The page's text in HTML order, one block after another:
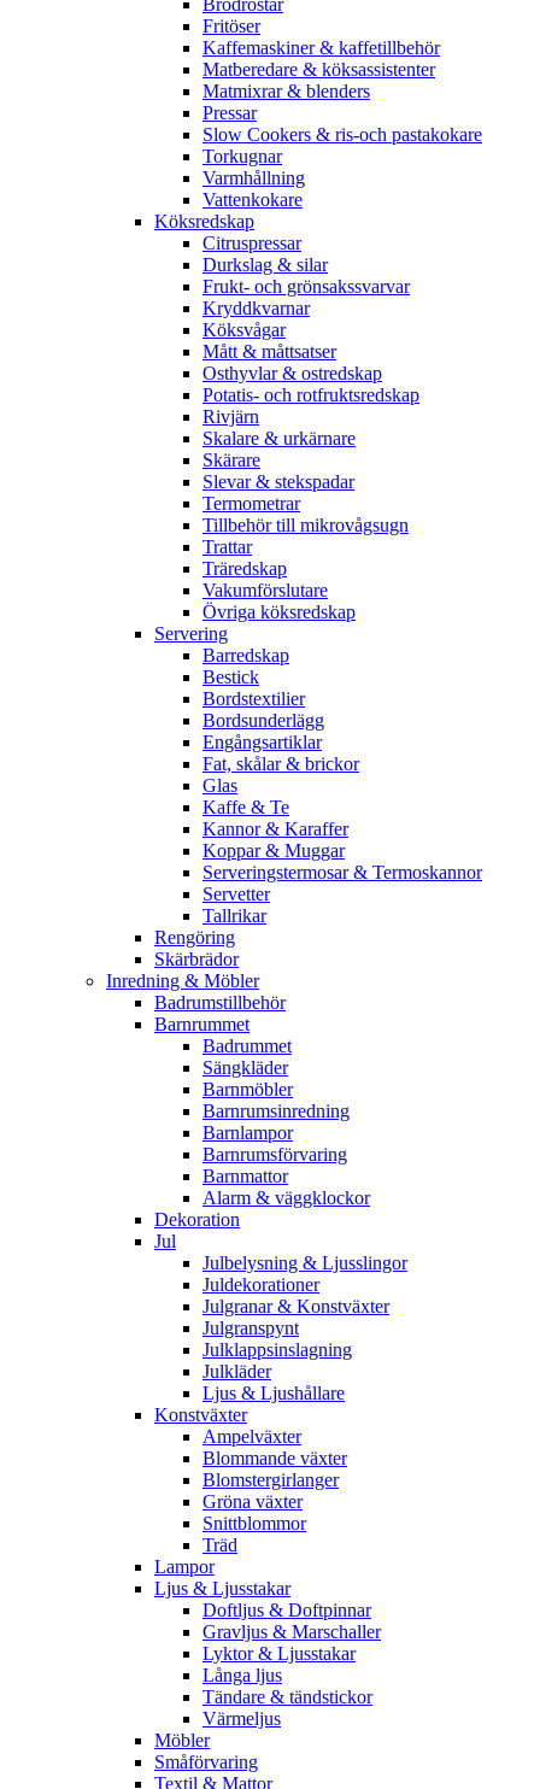
Brödrostar
Fritöser
Kaffemaskiner & kaffetillbehör
Matberedare & köksassistenter
Matmixrar & blenders
Pressar
Slow Cookers & ris-och pastakokare
Torkugnar
Varmhållning
Vattenkokare
Köksredskap
Citruspressar
Durkslag & silar
Frukt- och grönsakssvarvar
Kryddkvarnar
Köksvågar
Mått & måttsatser
Osthyvlar & ostredskap
Potatis- och rotfruktsredskap
Rivjärn
Skalare & urkärnare
Skärare
Slevar & stekspadar
Termometrar
Tillbehör till mikrovågsugn
Trattar
Träredskap
Vakumförslutare
Övriga köksredskap
Servering
Barredskap
Bestick
Bordstextilier
Bordsunderlägg
Engångsartiklar
Fat, skålar & brickor
Glas
Kaffe & Te
Kannor & Karaffer
Koppar & Muggar
Serveringstermosar & Termoskannor
Servetter
Tallrikar
Rengöring
Skärbrädor
Inredning & Möbler
Badrumstillbehör
Barnrummet
Badrummet
Sängkläder
Barnmöbler
Barnrumsinredning
Barnlampor
Barnrumsförvaring
Barnmattor
Alarm & väggklockor
Dekoration
Jul
Julbelysning & Ljusslingor
Juldekorationer
Julgranar & Konstväxter
Julgranspynt
Julklappsinslagning
Julkläder
Ljus & Ljushållare
Konstväxter
Ampelväxter
Blommande växter
Blomstergirlanger
Gröna växter
Snittblommor
Träd
Lampor
Ljus & Ljusstakar
Doftljus & Doftpinnar
Gravljus & Marschaller
Lyktor & Ljusstakar
Långa ljus
Tändare & tändstickor
Värmeljus
Möbler
Småförvaring
Textil & Mattor